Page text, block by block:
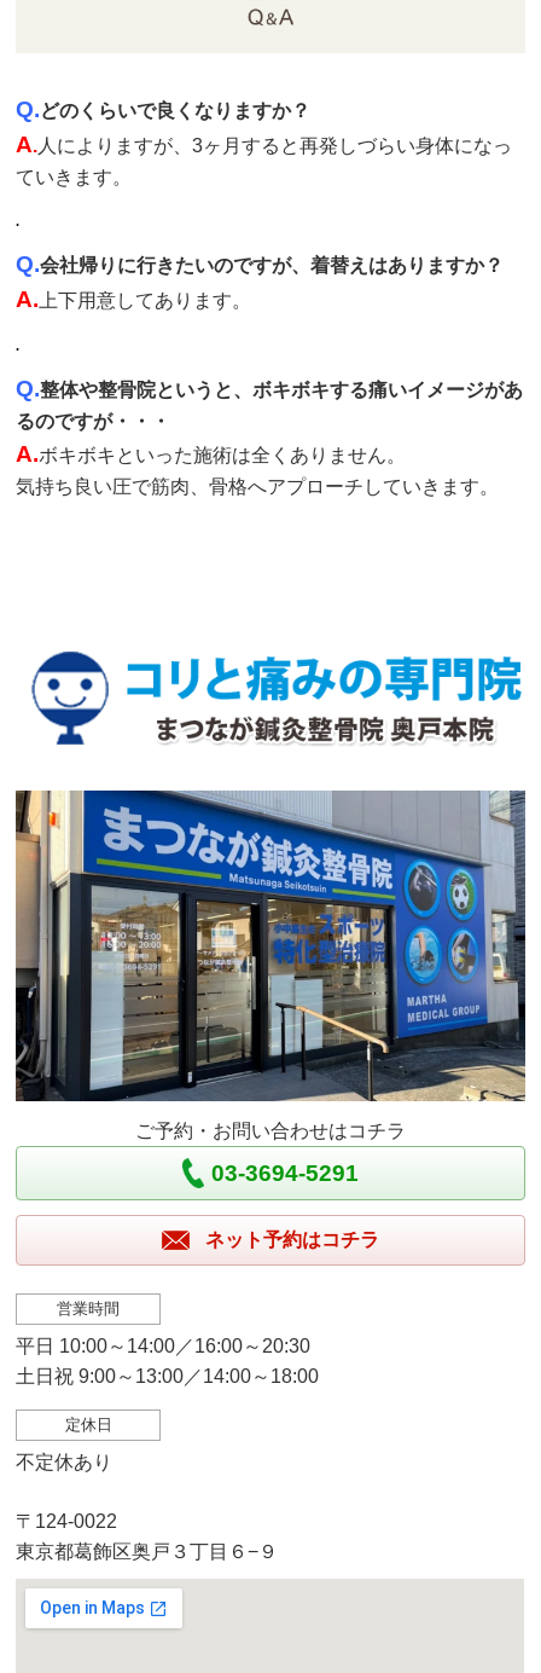
Q.どのくらいで良くなりますか？
A. 人によりますが、3ヶ月すると再発しづらい身体になっ
ていきます。
.
Q.会社帰りに行きたいのですが、着替えはありますか？
A. 上下用意してあります。
.
Q.整体や整骨院というと、ボキボキする痛いイメージがあ
るのですが・・・
A.ボキボキといった施術は全くありません。
気持ち良い圧で筋肉、骨格へアプローチしていきます。
ご予約・お問い合わせはコチラ
03-3694-5291
ネット予約はコチラ
営業時間
平日 10:00～14:00／16:00～20:30
土日祝 9:00～13:00／14:00～18:00
定休日
不定休あり
〒124-0022
東京都葛飾区奥戸３丁目６−９